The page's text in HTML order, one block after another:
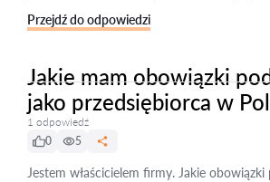
Przejdź do odpowiedzi
Jakie mam obowiązki
jako przedsiębiorca w
1 odpowiedź
0
5
Jestem właścicielem firmy. Jakie